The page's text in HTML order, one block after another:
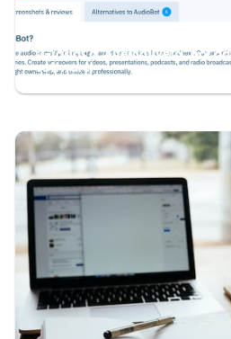
¡Gracias a "Alternativeto" por
software!